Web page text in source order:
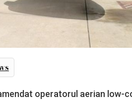
operatorul aerian low-